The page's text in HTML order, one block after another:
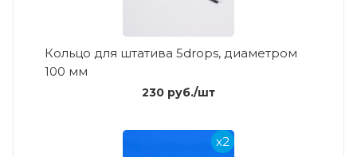
Кольцо для штатива 5drops, диаметром
100 мм
230 руб./шт
x2